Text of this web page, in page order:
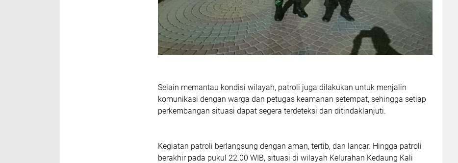
Selain memantau kondisi wilayah, patroli juga dilakukan untuk menjalin
komunikasi dengan warga dan petugas keamanan setempat, sehingga setiap
perkembangan situasi dapat segera terdeteksi dan ditindaklanjuti.
Kegiatan patroli berlangsung dengan aman, tertib, dan lancar. Hingga patroli
berakhir pada pukul 22.00 WIB, situasi di wilayah Kelurahan Kedaung Kali